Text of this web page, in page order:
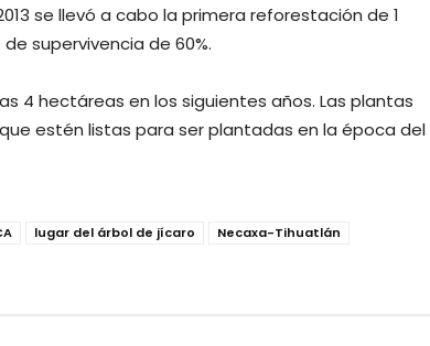
se llevó a cabo la primera reforestación de 1
supervivencia de 60%.
4 hectáreas en los siguientes años. Las plantas
estén listas para ser plantadas en la época del
lugar del árbol de jícaro
Necaxa-Tihuatlán